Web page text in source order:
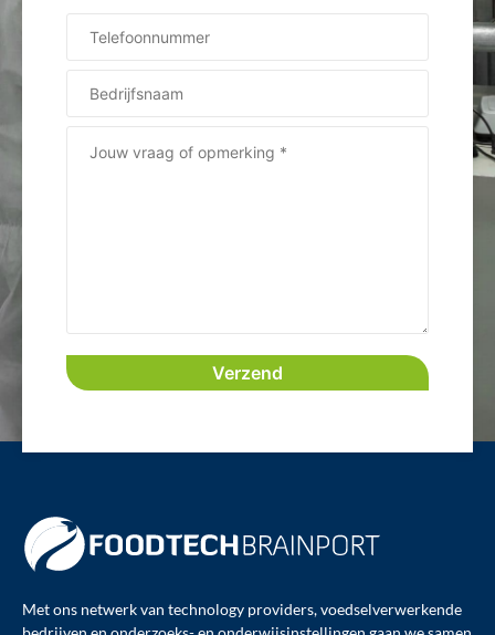
Met ons netwerk van technology providers, voedselverwerkende